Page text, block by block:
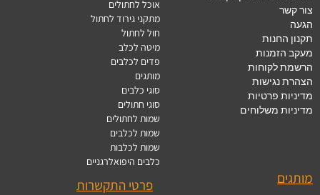
צור קשר
הגעה
תקנון החנות
מעקב הזמנות
הרשמת לקוחות
הצהרת נגישות
מדיניות פרטיות
מדיניות משלוחים
אוכל לחתולים
מתקני גירוד לחתול
חול לחתול
מיטה לכלב
פדים לכלבים
מותגים
סוגי כלבים
סוגי חתולים
שמות לחתולים
שמות לכלבים
שמות לכלבות
כלבים היפואלרגניים
מותגים פרטי התקשרות